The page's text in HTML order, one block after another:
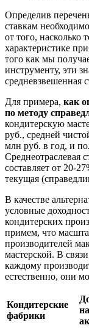
Определив
ставкам
от того, насколько
характеристике
того как мы
инструменту, эти
средневзвешенная
Для примера, как
по методу
кондитерскую
руб., средней
млн руб. в год, и
Среднеотраслевая
составляет от 20-
текущая
В качестве
условные
кондитерских
примем, что
производителей
мастерской. В
каждому
естественно, они
Кондитерские
фабрики
на